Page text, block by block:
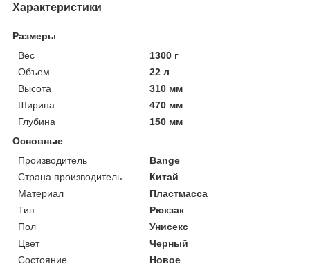
Характеристики
Размеры
Вес
1300 г
Объем
22 л
Высота
310 мм
Ширина
470 мм
Глубина
150 мм
Основные
Производитель
Bange
Страна производитель
Китай
Материал
Пластмасса
Тип
Рюкзак
Пол
Унисекс
Цвет
Черный
Состояние
Новое